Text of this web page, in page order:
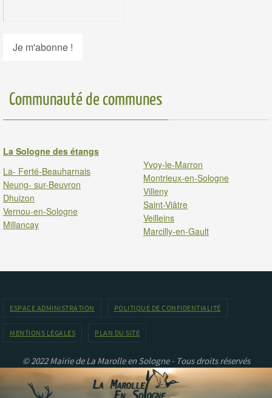
Communauté de communes
La Sologne des étangs
La- Ferté-Beauharnais
Neung- sur-Beuvron
Dhuizon
Vernou-en-Sologne
Millancay
Yvoy-le-Marron
Montrieux-en-Sologne
Villeny
Saint-Viâtre
Veilleins
Marcilly-en-Gault
ESPACE ADMINISTRATION POLITIQUE DE CONFIDENTIALITÉ
MENTIONS LÉGALES PLAN DU SITE
© 2022 Mairie de La Marolle en Sologne - Tous droits réservés